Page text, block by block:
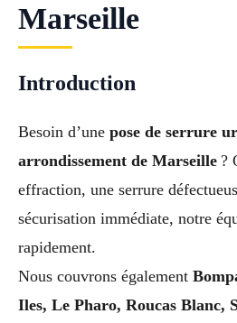
Marseille
Introduction
Besoin d’une pose de serrure
arrondissement de Marseille ?
effraction, une serrure
sécurisation immédiate, notre
rapidement.
Nous couvrons également
Iles, Le Pharo, Roucas Blanc,